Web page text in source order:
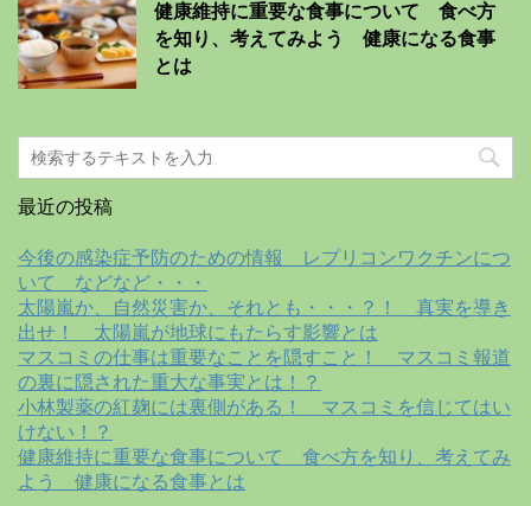
健康維持に重要な食事について 食べ方
を知り、考えてみよう 健康になる食事
とは
最近の投稿
今後の感染症予防のための情報 レプリコンワクチンにつ
いて などなど・・・
太陽嵐か、自然災害か、それとも・・・？！ 真実を導き
出せ！ 太陽嵐が地球にもたらす影響とは
マスコミの仕事は重要なことを隠すこと！ マスコミ報道
の裏に隠された重大な事実とは！？
小林製薬の紅麹には裏側がある！ マスコミを信じてはい
けない！？
健康維持に重要な食事について 食べ方を知り、考えてみ
よう 健康になる食事とは